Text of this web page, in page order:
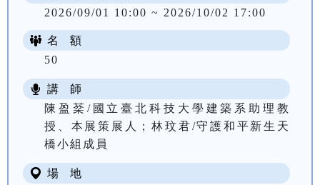
2026/09/01 10:00 ~ 2026/10/02 17:00
名 額
50
講 師
陳盈棻/國立臺北科技大學建築系助理教
授、本展策展人；林玟君/守護和平新生天
橋小組成員
場 地